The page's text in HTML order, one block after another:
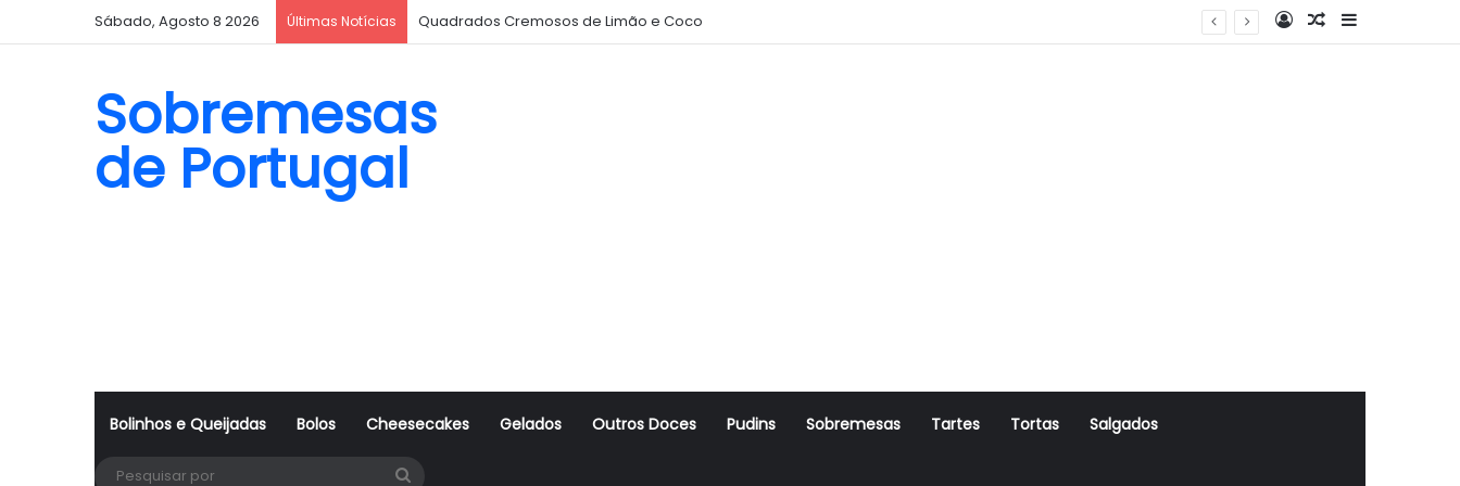
Sábado, Agosto 8 2026 Últimas Notícias Quadrados Cremosos de Limão e Coco Log InArtigo Aleatório
Sidebar
Sobremesas
de Portugal
Bolinhos e Queijadas Bolos Cheesecakes Gelados Outros Doces Pudins Sobremesas Tartes Tortas Salgados